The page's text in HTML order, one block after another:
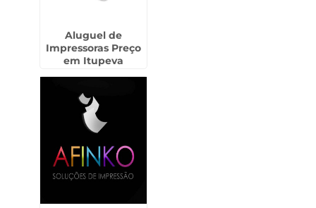
Aluguel de
Impressoras Preço
em Itupeva